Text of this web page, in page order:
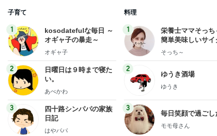
子育て
1
kosodatefulな毎日 ～
オギャ子の暴走～
オギャ子
2
日曜日は９時まで寝た
い。
あべかわ
3
四十路シンパパの家族
日記
はやパパ
料理
1
栄養士ママそっち
簡単美味しいサイ
献立
そっち～
2
ゆうき酒場
ゆうき
3
毎日笑顔で過ごし
モモ母さん